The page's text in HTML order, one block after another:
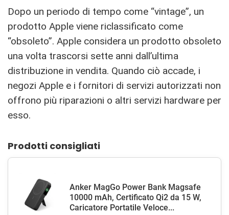
Dopo un periodo di tempo come “vintage”, un
prodotto Apple viene riclassificato come
“obsoleto”. Apple considera un prodotto obsoleto
una volta trascorsi sette anni dall’ultima
distribuzione in vendita. Quando ciò accade, i
negozi Apple e i fornitori di servizi autorizzati non
offrono più riparazioni o altri servizi hardware per
esso.
Prodotti consigliati
Anker MagGo Power Bank Magsafe
10000 mAh, Certificato Qi2 da 15 W,
Caricatore Portatile Veloce...